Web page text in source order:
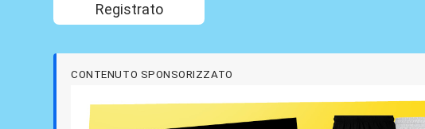
Registrato
CONTENUTO SPONSORIZZATO